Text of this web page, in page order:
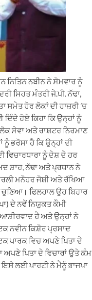
ਨਿਤਿਨ ਨਬੀਨ ਨੇ ਸੋਮਵਾਰ ਨੂੰ
ਸਿਹਤ ਮੰਤਰੀ ਜੇ.ਪੀ. ਨੱਢਾ,
ਸਮੇਤ ਹੋਰ ਲੋਕਾਂ ਦੀ ਹਾਜ਼ਰੀ ’ਚ
ਹੋਏ ਕਿਹਾ ਕਿ ਉਨ੍ਹਾਂ ਨੂੰ
ਸੇਵਾ ਅਤੇ ਰਾਸ਼ਟਰ ਨਿਰਮਾਣ
ਨੂੰ ਭਰੋਸਾ ਹੈ ਕਿ ਉਨ੍ਹਾਂ ਦੀ
ਵਿਚਾਰਧਾਰਾ ਨੂੰ ਦੇਸ਼ ਦੇ ਹਰ
ਸ਼ਾਹ, ਨੱਢਾ ਅਤੇ ਪ੍ਰਧਾਨ ਨੇ
ਮਨੋਹਰ ਜੋਸ਼ੀ ਅਤੇ ਰੱਖਿਆ
ਫਿਲਹਾਲ ਉਹ ਬਿਹਾਰ
ਦੇ ਨਵੇਂ ਨਿਯੁਕਤ ਕੌਮੀ
ਆਸ਼ੀਰਵਾਦ ਹੈ ਅਤੇ ਉਨ੍ਹਾਂ ਨੇ
ਨਵੀਨ ਕਿਸ਼ੋਰ ਪ੍ਰਸਾਦ
ਪਾਰਕ ਵਿਚ ਅਪਣੇ ਪਿਤਾ ਦੇ
ਅਪਣੇ ਪਿਤਾ ਦੇ ਵਿਚਾਰਾਂ ਉਤੇ ਕੰਮ
ਲਈ ਪਾਰਟੀ ਨੇ ਮੈਨੂੰ ਭਾਜਪਾ